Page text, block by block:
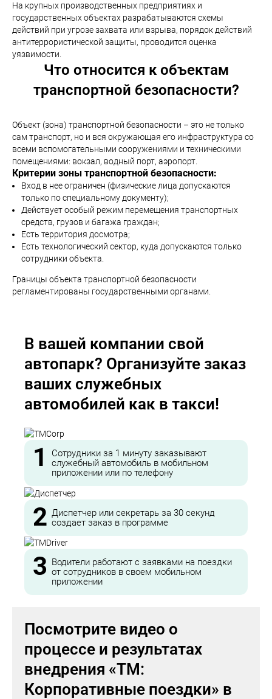
На крупных производственных предприятиях и
государственных объектах разрабатываются схемы
действий при угрозе захвата или взрыва, порядок действий
антитеррористической защиты, проводится оценка
уязвимости.
Что относится к объектам
транспортной безопасности?
Объект (зона) транспортной безопасности – это не только
сам транспорт, но и вся окружающая его инфраструктура со
всеми вспомогательными сооружениями и техническими
помещениями: вокзал, водный порт, аэропорт.
Критерии зоны транспортной безопасности:
Вход в нее ограничен (физические лица допускаются
только по специальному документу);
Действует особый режим перемещения транспортных
средств, грузов и багажа граждан;
Есть территория досмотра;
Есть технологический сектор, куда допускаются только
сотрудники объекта.
Границы объекта транспортной безопасности
регламентированы государственными органами.
В вашей компании свой
автопарк? Организуйте заказ
ваших служебных
автомобилей как в такси!
1
Сотрудники за 1 минуту заказывают
служебный автомобиль в мобильном
приложении или по телефону
2 Диспетчер или секретарь за 30 секунд
создает заказ в программе
3 Водители работают с заявками на поездки
от сотрудников в своем мобильном
приложении
Посмотрите видео о
процессе и результатах
внедрения «ТМ:
Корпоративные поездки» в